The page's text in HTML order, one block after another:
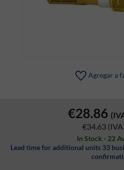
Agregar a
€28.86
€34.63
In Stock - 22
Lead time for additional units 33